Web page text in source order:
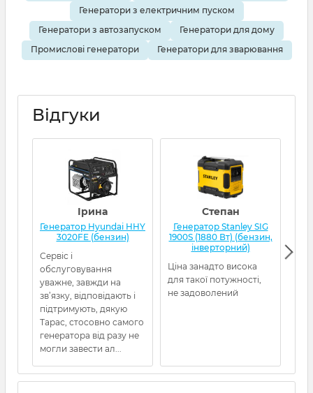
Генератори з електричним пуском
Генератори з автозапуском
Генератори для дому
Промислові генератори
Генератори для зварювання
Відгуки
Ірина
Генератор Hyundai HHY
3020FE (бензин)
Сервіс і
обслуговування
уважне, завжди на
зв’язку, відповідають і
підтримують, дякую
Тарас, стосовно самого
генератора від разу не
могли завести ал...
Степан
Генератор Stanley SIG
1900S (1880 Вт) (бензин,
інверторний)
Ціна занадто висока
для такої потужності,
не задоволений